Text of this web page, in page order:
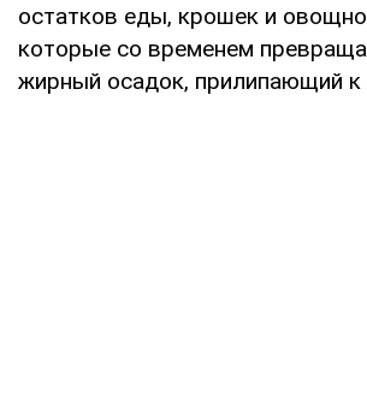
остатков еды, крошек и
которые со временем
жирный осадок, прилипающий к